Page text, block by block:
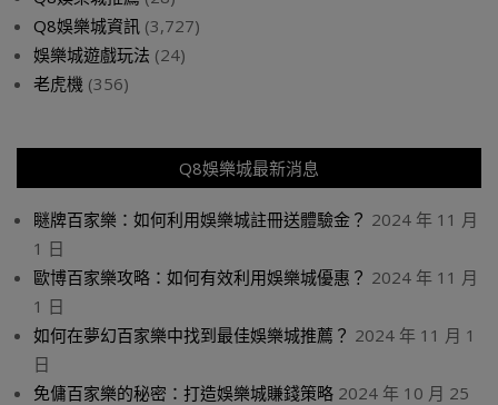
Q8娛樂城資訊 (3,727)
娛樂城遊戲玩法 (24)
老虎機 (356)
Q8娛樂城最新消息
瞇牌百家樂：如何利用娛樂城註冊送體驗金？ 2024 年 11 月
1 日
歐博百家樂攻略：如何有效利用娛樂城優惠？ 2024 年 11 月
1 日
如何在夢幻百家樂中找到最佳娛樂城推薦？ 2024 年 11 月 1
日
免傭百家樂的秘密：打造娛樂城賺錢策略 2024 年 10 月 25